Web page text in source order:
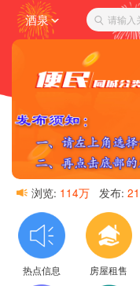
酒泉 请输入
浏览: 114万 发布:
热点信息 房屋租售